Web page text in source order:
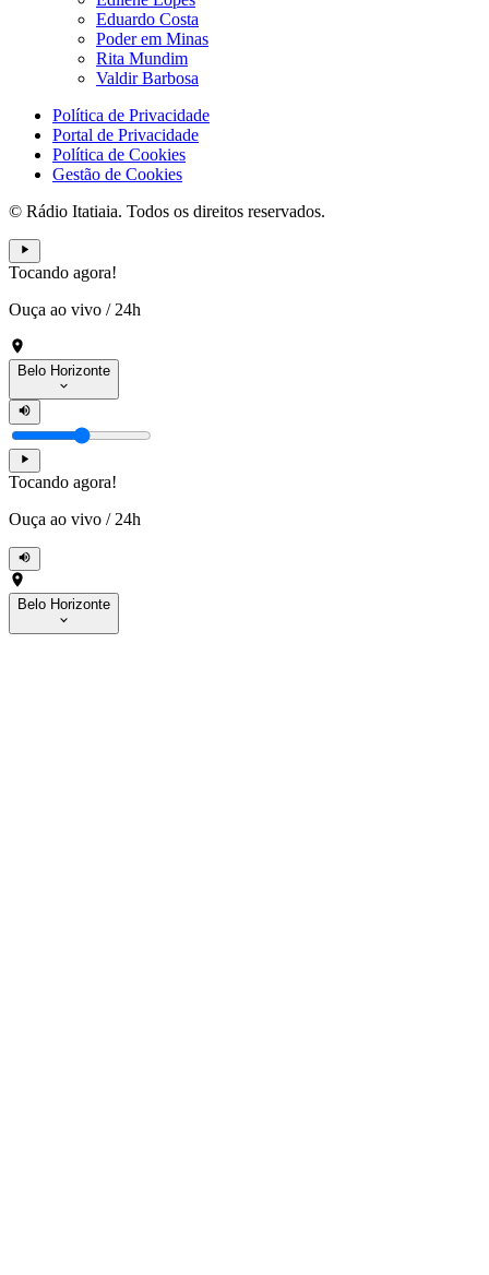
Eduardo Costa
Poder em Minas
Rita Mundim
Valdir Barbosa
Política de Privacidade
Portal de Privacidade
Política de Cookies
Gestão de Cookies
© Rádio Itatiaia. Todos os direitos reservados.
Tocando agora!
Ouça ao vivo / 24h
Belo Horizonte
Tocando agora!
Ouça ao vivo / 24h
Belo Horizonte